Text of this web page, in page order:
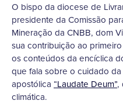
O bispo da diocese de
presidente da Comissão
Mineração da CNBB, dom
sua contribuição ao
os conteúdos da encíclica
que fala sobre o cuidado
apostólica “Laudate Deum”,
climática.